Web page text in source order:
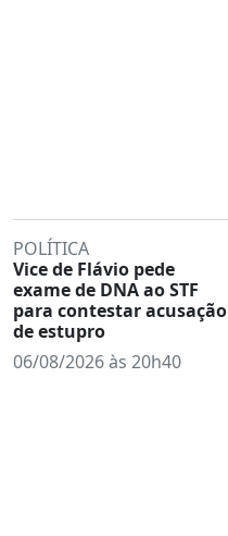
POLÍTICA
Vice de Flávio pede
exame de DNA ao STF
para contestar acusação
de estupro
06/08/2026 às 20h40